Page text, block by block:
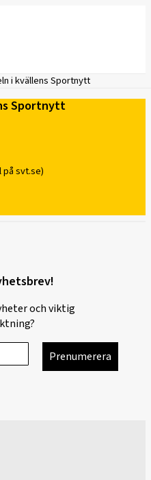
i kvällens Sportnytt
Sportnytt
svt.se)
och viktig